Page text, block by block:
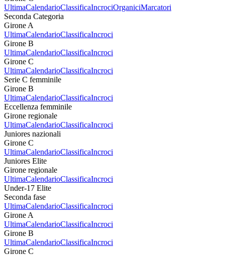
UltimaCalendarioClassificaIncrociOrganiciMarcatori
Seconda Categoria
Girone A
UltimaCalendarioClassificaIncroci
Girone B
UltimaCalendarioClassificaIncroci
Girone C
UltimaCalendarioClassificaIncroci
Serie C femminile
Girone B
UltimaCalendarioClassificaIncroci
Eccellenza femminile
Girone regionale
UltimaCalendarioClassificaIncroci
Juniores nazionali
Girone C
UltimaCalendarioClassificaIncroci
Juniores Elite
Girone regionale
UltimaCalendarioClassificaIncroci
Under-17 Elite
Seconda fase
UltimaCalendarioClassificaIncroci
Girone A
UltimaCalendarioClassificaIncroci
Girone B
UltimaCalendarioClassificaIncroci
Girone C